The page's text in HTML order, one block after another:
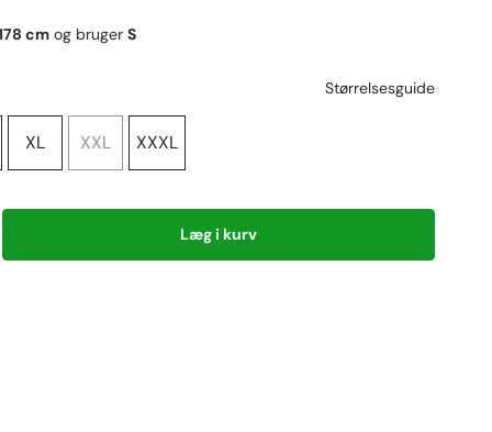
cmog bruger S
Størrelsesguide
XL XXL XXXL
Læg i kurv